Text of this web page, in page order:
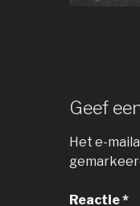
Geef
Het e-
Reactie*